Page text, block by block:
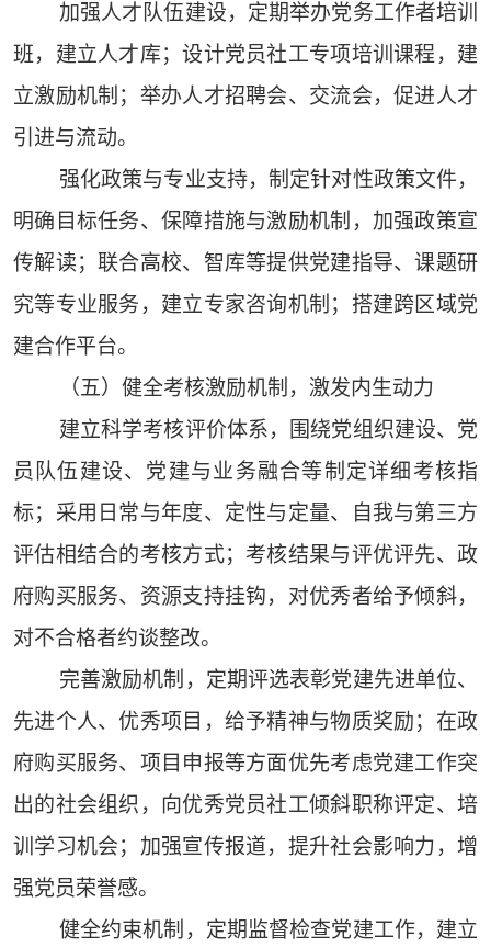
加强人才队伍建设，定期举办党务工作者培训
班，建立人才库；设计党员社工专项培训课程，建
立激励机制；举办人才招聘会、交流会，促进人才
引进与流动。
强化政策与专业支持，制定针对性政策文件，
明确目标任务、保障措施与激励机制，加强政策宣
传解读；联合高校、智库等提供党建指导、课题研
究等专业服务，建立专家咨询机制；搭建跨区域党
建合作平台。
（五）健全考核激励机制，激发内生动力
建立科学考核评价体系，围绕党组织建设、党
员队伍建设、党建与业务融合等制定详细考核指
标；采用日常与年度、定性与定量、自我与第三方
评估相结合的考核方式；考核结果与评优评先、政
府购买服务、资源支持挂钩，对优秀者给予倾斜，
对不合格者约谈整改。
完善激励机制，定期评选表彰党建先进单位、
先进个人、优秀项目，给予精神与物质奖励；在政
府购买服务、项目申报等方面优先考虑党建工作突
出的社会组织，向优秀党员社工倾斜职称评定、培
训学习机会；加强宣传报道，提升社会影响力，增
强党员荣誉感。
健全约束机制，定期监督检查党建工作，建立